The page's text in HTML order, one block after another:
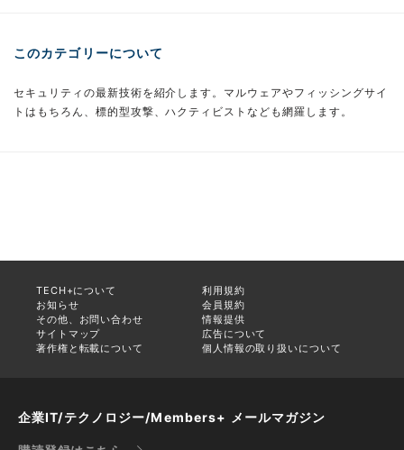
このカテゴリーについて
セキュリティの最新技術を紹介します。マルウェアやフィッシングサイ
トはもちろん、標的型攻撃、ハクティビストなども網羅します。
TECH+について
利用規約
お知らせ
会員規約
その他、お問い合わせ
情報提供
サイトマップ
広告について
著作権と転載について
個人情報の取り扱いについて
企業IT/テクノロジー/Members+ メールマガジン